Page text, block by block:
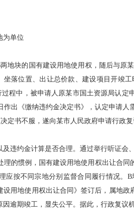
单位
块的国有建设用地使用权，随后与原
落位置、出让总价款、建设项目开竣
程中，被申请人原某市国土资源局认定
出《缴纳违约金决定书》，认定申请
书不服，遂向某市人民政府申请行政
约金计算是否合理。通过举行听证会
的惯例，国有建设用地使用权出让合
按不同宗地分别监督合同履行情况。
用地使用权出让合同》签订后，属地
逾期竣工，显失公平。据此，行政复议